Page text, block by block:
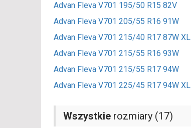
Advan Fleva V701 195/50 R15 82V
Advan Fleva V701 205/55 R16 91W
Advan Fleva V701 215/40 R17 87W XL
Advan Fleva V701 215/55 R16 93W
Advan Fleva V701 215/55 R17 94W
Advan Fleva V701 225/45 R17 94W XL
Wszystkie rozmiary (17)